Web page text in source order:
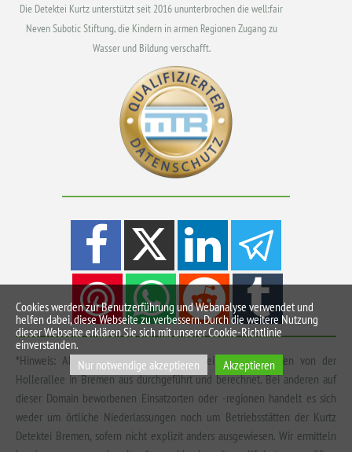
Die Detektei Kurtz unterstützt seit 2016 ununterbrochen die well:fair
Neven Subotic Stiftung, die Kindern in armen Regionen Zugang zu
Wasser und Bildung verschafft.
*Hinweis: Alle Einsätze der Kurtz Detektei Bremen werden von der
Hollerallee in Bremen aus durchgeführt und berechnet. Bei anderen auf
dieser Domain beworbenen Einsatzorten oder -regionen handelt es sich
weder um örtliche Niederlassungen noch um Betriebsstätten der Kurtz
Detektei Bremen, sofern nicht explizit anders ausgewiesen. Wir ermitteln
Cookies werden zur Benutzerführung und Webanalyse verwendet und
helfen dabei, diese Webseite zu verbessern. Durch die weitere Nutzung
dieser Webseite erklären Sie sich mit unserer Cookie-Richtlinie
einverstanden.
Nur notwendige akzeptieren
Akzeptieren